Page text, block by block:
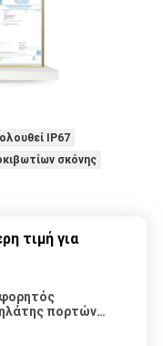
IP67
σκόνης
τιμή για
φορητός
πορτών